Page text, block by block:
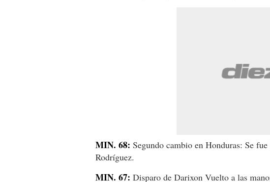
MIN. 68: Segundo cambio en Honduras: Se
Rodríguez.
MIN. 67: Disparo de Darixon Vuelto a las